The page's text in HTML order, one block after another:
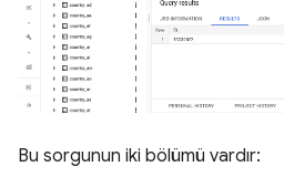
Bu sorgunun iki bölümü vardır: